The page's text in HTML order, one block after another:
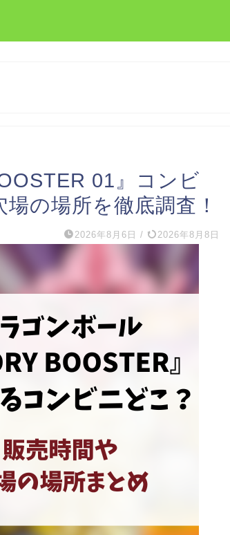
01』コンビ
の場所を徹底調査！
2026年8月6日 / 2026年8月8日